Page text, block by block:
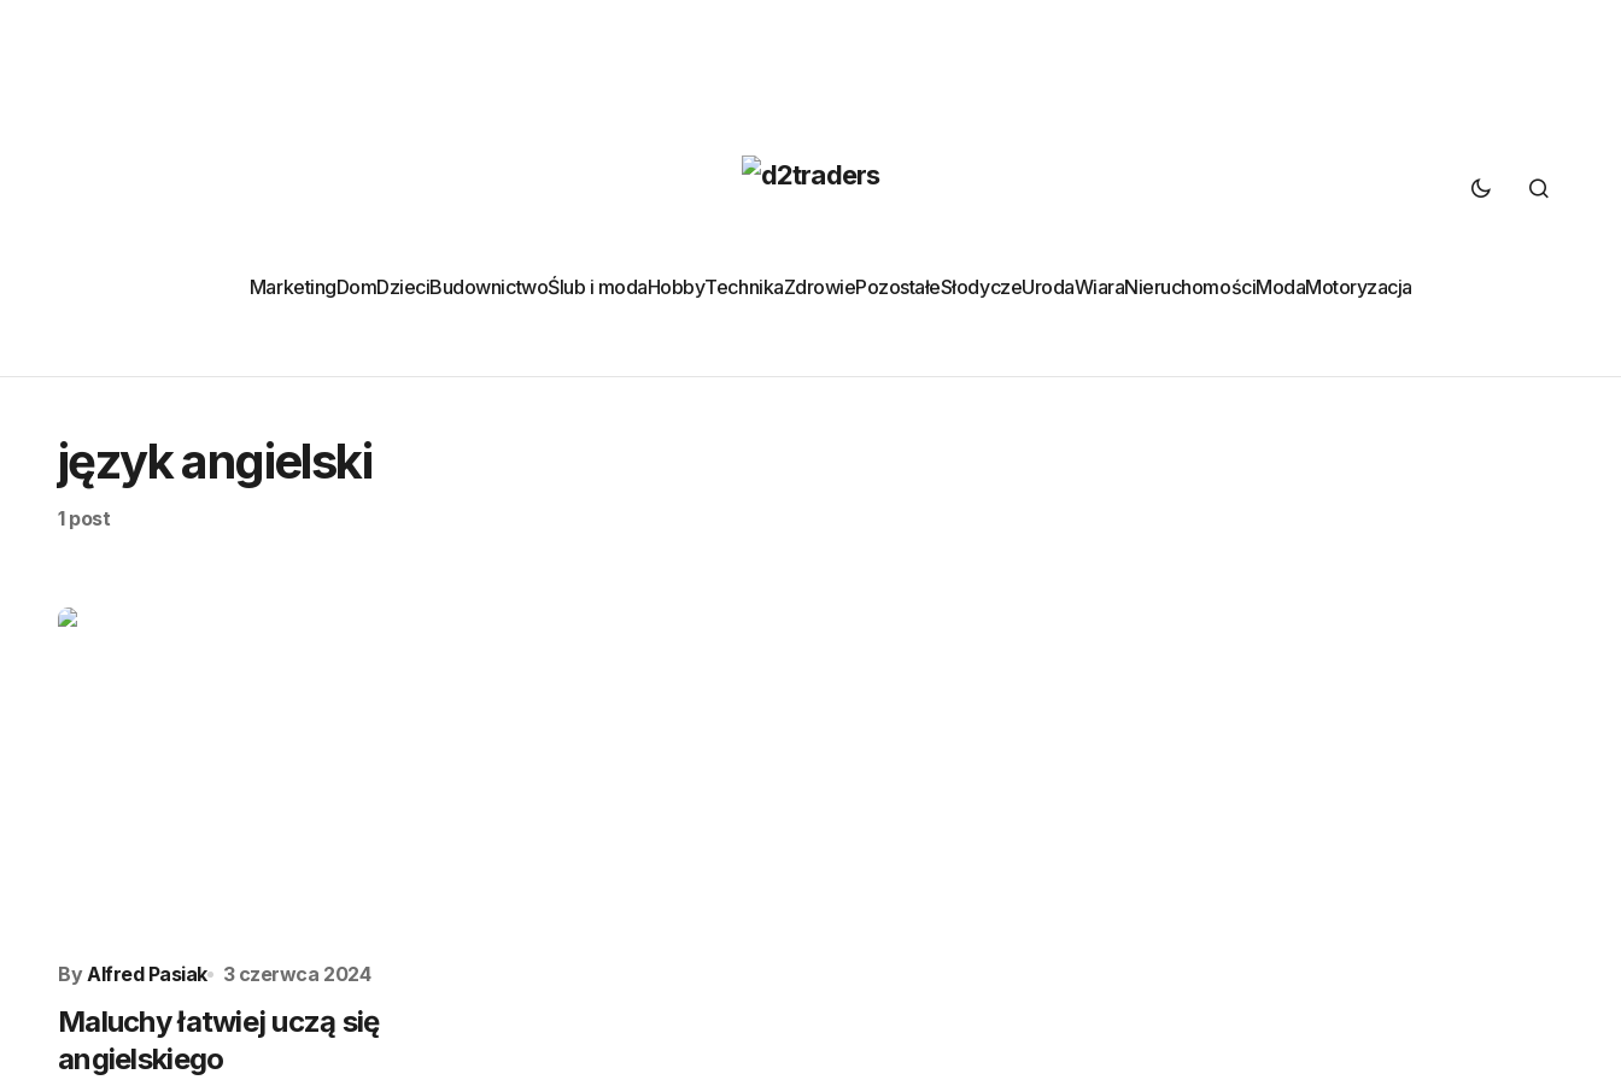
MarketingDomDzieciBudownictwoŚlub i modaHobbyTechnikaZdrowiePozostałeSłodyczeUrodaWiaraNieruchomościModaMotoryzacja
język angielski
1 post
By Alfred Pasiak 3 czerwca 2024
Maluchy łatwiej uczą się
angielskiego